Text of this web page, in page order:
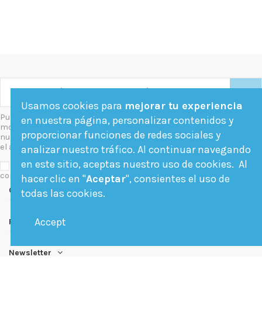
Puede darse de baja en cualquier
momento. Para ello, consulte
nuestra información de contacto en
el aviso legal.
Acepto las condiciones generales y la política de
confidencialidad
Contact us
Follow us
Newsletter
Usamos cookies para mejorar tu experiencia
en nuestra página, personalizar contenidos y
proporcionar funciones de redes sociales y
analizar nuestro tráfico. Al continuar navegando
en este sitio, aceptas nuestro uso de cookies. Al
hacer clic en "Aceptar", consientes el uso de
todas las cookies.
Accept